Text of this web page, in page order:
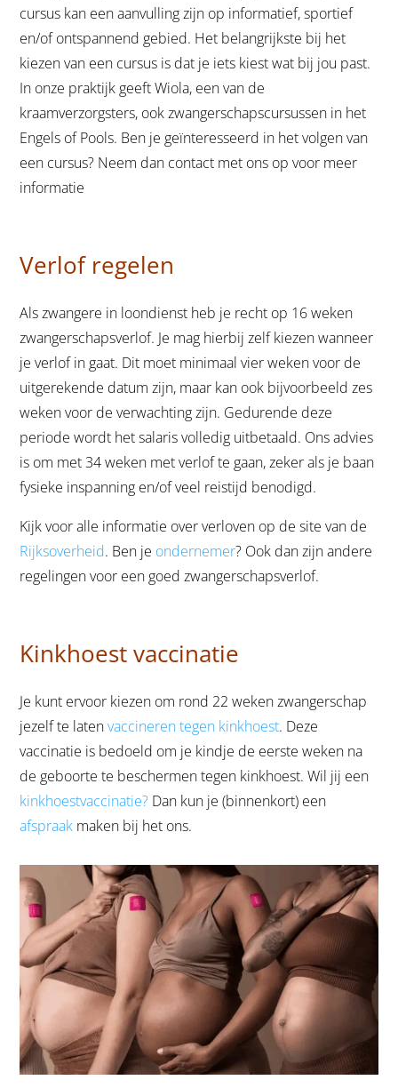
cursus kan een aanvulling zijn op informatief, sportief
en/of ontspannend gebied. Het belangrijkste bij het
kiezen van een cursus is dat je iets kiest wat bij jou past.
In onze praktijk geeft Wiola, een van de
kraamverzorgsters, ook zwangerschapscursussen in het
Engels of Pools. Ben je geïnteresseerd in het volgen van
een cursus? Neem dan contact met ons op voor meer
informatie
Verlof regelen
Als zwangere in loondienst heb je recht op 16 weken
zwangerschapsverlof. Je mag hierbij zelf kiezen wanneer
je verlof in gaat. Dit moet minimaal vier weken voor de
uitgerekende datum zijn, maar kan ook bijvoorbeeld zes
weken voor de verwachting zijn. Gedurende deze
periode wordt het salaris volledig uitbetaald. Ons advies
is om met 34 weken met verlof te gaan, zeker als je baan
fysieke inspanning en/of veel reistijd benodigd.
Kijk voor alle informatie over verloven op de site van de
Rijksoverheid. Ben je ondernemer? Ook dan zijn andere
regelingen voor een goed zwangerschapsverlof.
Kinkhoest vaccinatie
Je kunt ervoor kiezen om rond 22 weken zwangerschap
jezelf te latenvaccineren tegen kinkhoest. Deze
vaccinatie is bedoeld om je kindje de eerste weken na
de geboorte te beschermen tegen kinkhoest. Wil jij een
kinkhoestvaccinatie? Dan kun je (binnenkort) een
afspraak maken bij het ons.